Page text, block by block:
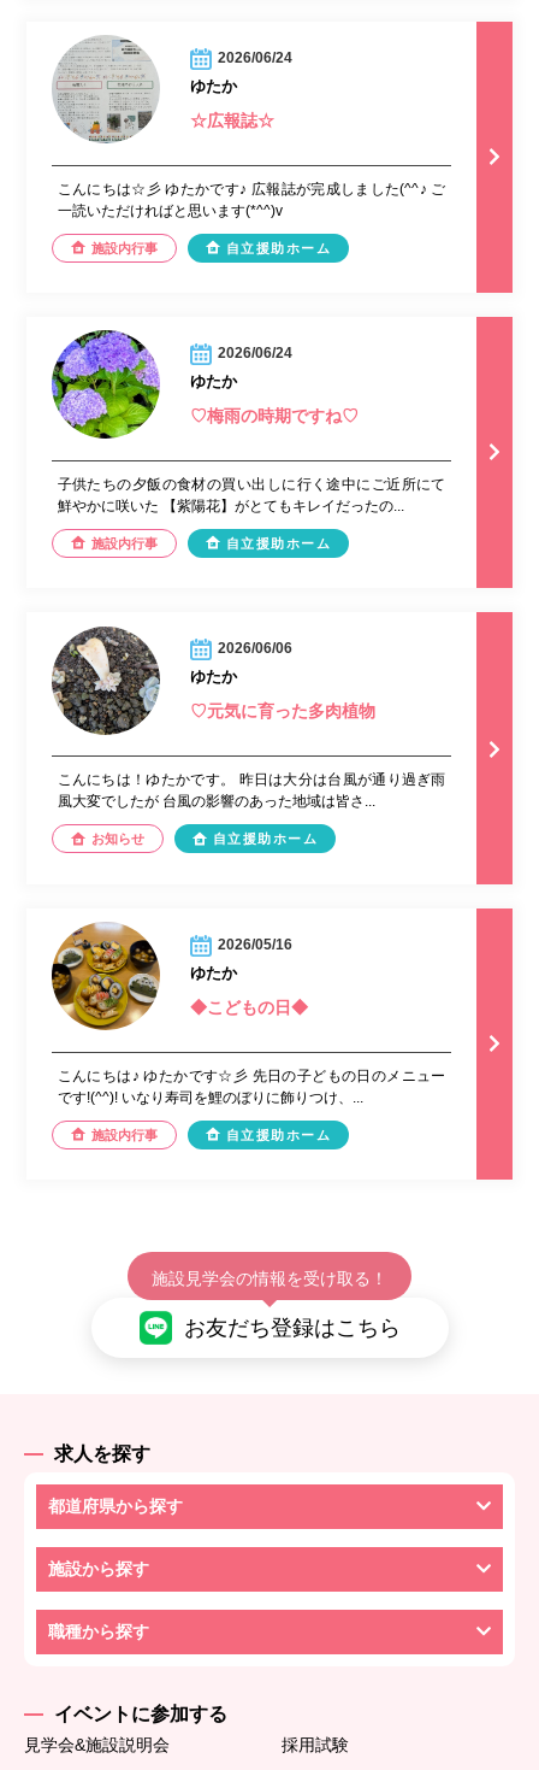
2026/06/24
ゆたか
☆広報誌☆
こんにちは☆彡 ゆたかです♪ 広報誌が完成しました(^^♪ ご
一読いただければと思います(*^^)v
施設内行事 自立援助ホーム
2026/06/24
ゆたか
♡梅雨の時期ですね♡
子供たちの夕飯の食材の買い出しに行く途中にご近所にて
鮮やかに咲いた 【紫陽花】がとてもキレイだったの...
施設内行事 自立援助ホーム
2026/06/06
ゆたか
♡元気に育った多肉植物
こんにちは！ゆたかです。 昨日は大分は台風が通り過ぎ雨
風大変でしたが 台風の影響のあった地域は皆さ...
お知らせ 自立援助ホーム
2026/05/16
ゆたか
◆こどもの日◆
こんにちは♪ ゆたかです☆彡 先日の子どもの日のメニュー
です!(^^)! いなり寿司を鯉のぼりに飾りつけ、...
施設内行事 自立援助ホーム
施設見学会の情報を受け取る！
お友だち登録はこちら
求人を探す
都道府県から探す
施設から探す
職種から探す
イベントに参加する
見学会&施設説明会
採用試験